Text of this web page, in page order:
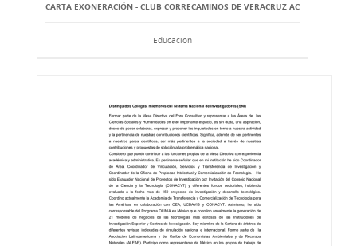
CARTA EXONERACIÓN - CLUB CORRECAMINOS DE VERACRUZ AC
Educación